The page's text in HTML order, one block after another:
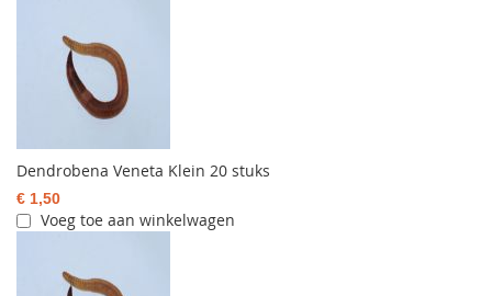
Dendrobena Veneta Klein 20 stuks
€ 1,50
Voeg toe aan winkelwagen